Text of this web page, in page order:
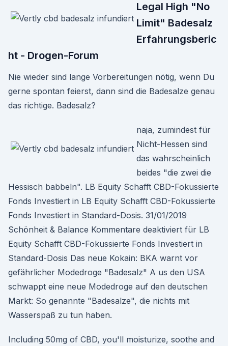
Legal High "No
Limit" Badesalz
Erfahrungsberic
ht - Drogen-Forum
Nie wieder sind lange Vorbereitungen nötig, wenn Du
gerne spontan feierst, dann sind die Badesalze genau
das richtige. Badesalz?
naja, zumindest für
Nicht-Hessen sind
das wahrscheinlich
beides "die zwei die
Hessisch babbeln". LB Equity Schafft CBD-Fokussierte
Fonds Investiert in LB Equity Schafft CBD-Fokussierte
Fonds Investiert in Standard-Dosis. 31/01/2019
Schönheit & Balance Kommentare deaktiviert für LB
Equity Schafft CBD-Fokussierte Fonds Investiert in
Standard-Dosis Das neue Kokain: BKA warnt vor
gefährlicher Modedroge "Badesalz" A us den USA
schwappt eine neue Modedroge auf den deutschen
Markt: So genannte "Badesalze", die nichts mit
Wasserspaß zu tun haben.
Including 50mg of CBD, you'll moisturize, soothe and